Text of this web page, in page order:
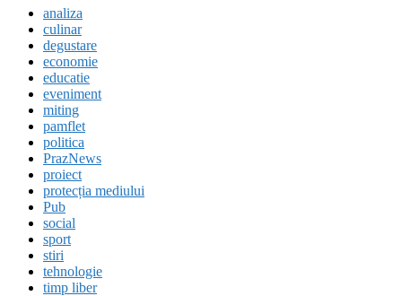
analiza
culinar
degustare
economie
educatie
eveniment
miting
pamflet
politica
PrazNews
proiect
protecția mediului
Pub
social
sport
stiri
tehnologie
timp liber